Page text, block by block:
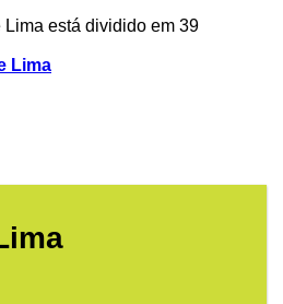
está dividido em 39
Lima